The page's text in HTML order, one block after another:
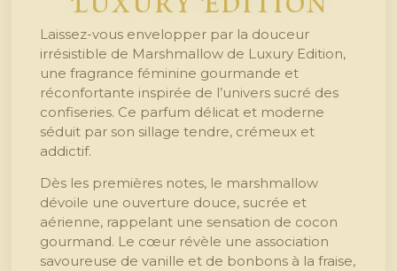
Laissez-vous envelopper par la douceur
irrésistible de Marshmallow de Luxury Edition,
une fragrance féminine gourmande et
réconfortante inspirée de l’univers sucré des
confiseries. Ce parfum délicat et moderne
séduit par son sillage tendre, crémeux et
addictif.
Dès les premières notes, le marshmallow
dévoile une ouverture douce, sucrée et
aérienne, rappelant une sensation de cocon
gourmand. Le cœur révèle une association
savoureuse de vanille et de bonbons à la fraise,